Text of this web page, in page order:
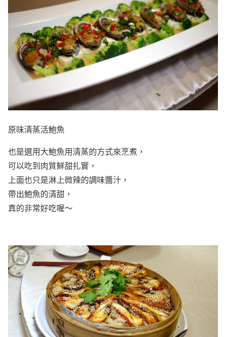
原味清蒸活鮑魚
也是選用大鮑魚用清蒸的方式來烹煮，
可以吃到肉質鮮甜扎實，
上面也只是淋上微辣的調味醬汁，
帶出鮑魚的清甜，
真的非常好吃喔～